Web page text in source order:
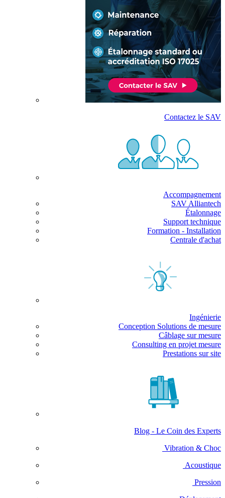
Contactez le SAV
Accompagnement
SAV Alliantech
Étalonnage
Support technique
Formation - Installation
Centrale d'achat
Ingénierie
Conception Solutions de mesure
Câblage sur mesure
Consulting en projet mesure
Prestations sur site
Blog - Le Coin des Experts
Vibration & Choc
Acoustique
Pression